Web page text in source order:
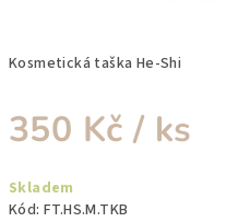
Kosmetická taška He-Shi
350 Kč / ks
cena:
Skladem
Kód: FT.HS.M.TKB